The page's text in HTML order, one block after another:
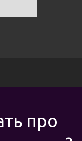
про